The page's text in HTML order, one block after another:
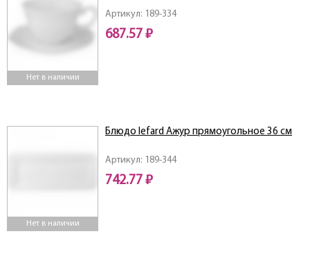
Нет в наличии
Артикул: 189-334
687.57 ₽
Нет в наличии
Артикул: 189-344
Блюдо lefard Ажур прямоугольное 36 см
742.77 ₽